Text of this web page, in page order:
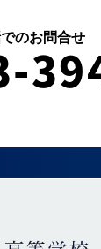
のお問合せ